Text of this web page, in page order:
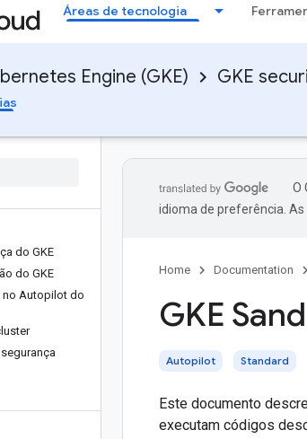
Áreas de tecnologia
Engine (GKE) GKE
do GKE
do GKE
no Autopilot do
O
idioma de preferência.
Home Documentation
GKE
Autopilot Standard
Este documento
executam códigos